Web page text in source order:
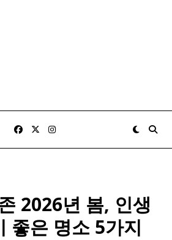
2026년 봄, 인생
좋은 명소 5가지